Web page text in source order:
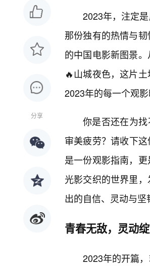
分享
2023年，注定
那份独有的热情与
的中国电影新图景
🔥山城夜色，这片
2023年的每一个观影
你是否还在为
审美疲劳？请收下
是一份观影指南，
光影交织的世界里
出的自信、灵动与坚
青春无敌，灵动
2023年的开篇